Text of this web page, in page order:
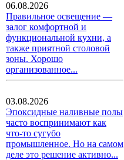
06.08.2026
Правильное освещение —
залог комфортной и
функциональной кухни, а
также приятной столовой
зоны. Хорошо
организованное...
03.08.2026
Эпоксидные наливные полы
часто воспринимают как
что-то сугубо
промышленное. Но на самом
деле это решение активно...